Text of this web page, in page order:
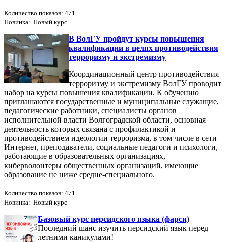
Количество показов: 471
Новинка: Новый курс
В ВолГУ пройдут курсы повышения
квалификации в целях противодействия
терроризму и экстремизму
Координационный центр противодействия
терроризму и экстремизму ВолГУ проводит
набор на курсы повышения квалификации. К обучению
приглашаются государственные и муниципальные служащие,
педагогические работники, специалисты органов
исполнительной власти Волгоградской области, основная
деятельность которых связана с профилактикой и
противодействием идеологии терроризма, в том числе в сети
Интернет, преподаватели, социальные педагоги и психологи,
работающие в образовательных организациях,
киберволонтеры общественных организаций, имеющие
образование не ниже средне-специального.
Количество показов: 471
Новинка: Новый курс
Базовый курс персидского языка (фарси)
Последний шанс изучить персидский язык перед
летними каникулами!